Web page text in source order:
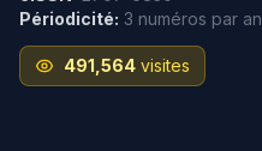
Périodicité: 3 numéros par an
491,564 visites